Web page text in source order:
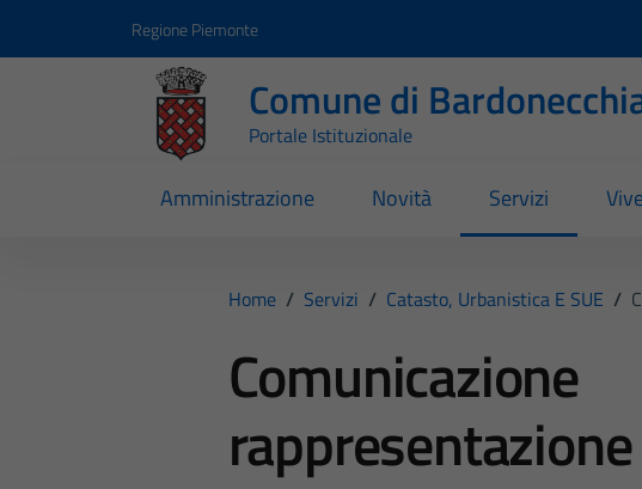
Regione Piemonte
Comune di
Portale Istituzionale
Amministrazione Novità Servizi
Home / Servizi / Catasto, Urbanistica E SUE /
Comunicazione